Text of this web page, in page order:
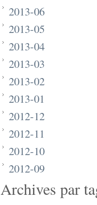
2013-06
2013-05
2013-04
2013-03
2013-02
2013-01
2012-12
2012-11
2012-10
2012-09
Archives par